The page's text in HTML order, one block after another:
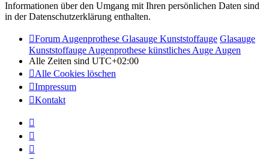
Informationen über den Umgang mit Ihren persönlichen Daten sind
in der Datenschutzerklärung enthalten.
Forum Augenprothese Glasauge Kunststoffauge Glasauge
Kunststoffauge Augenprothese künstliches Auge Augen
Alle Zeiten sind UTC+02:00
Alle Cookies löschen
Impressum
Kontakt